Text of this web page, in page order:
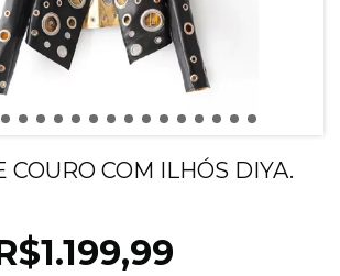
COURO COM ILHÓS DIYA.